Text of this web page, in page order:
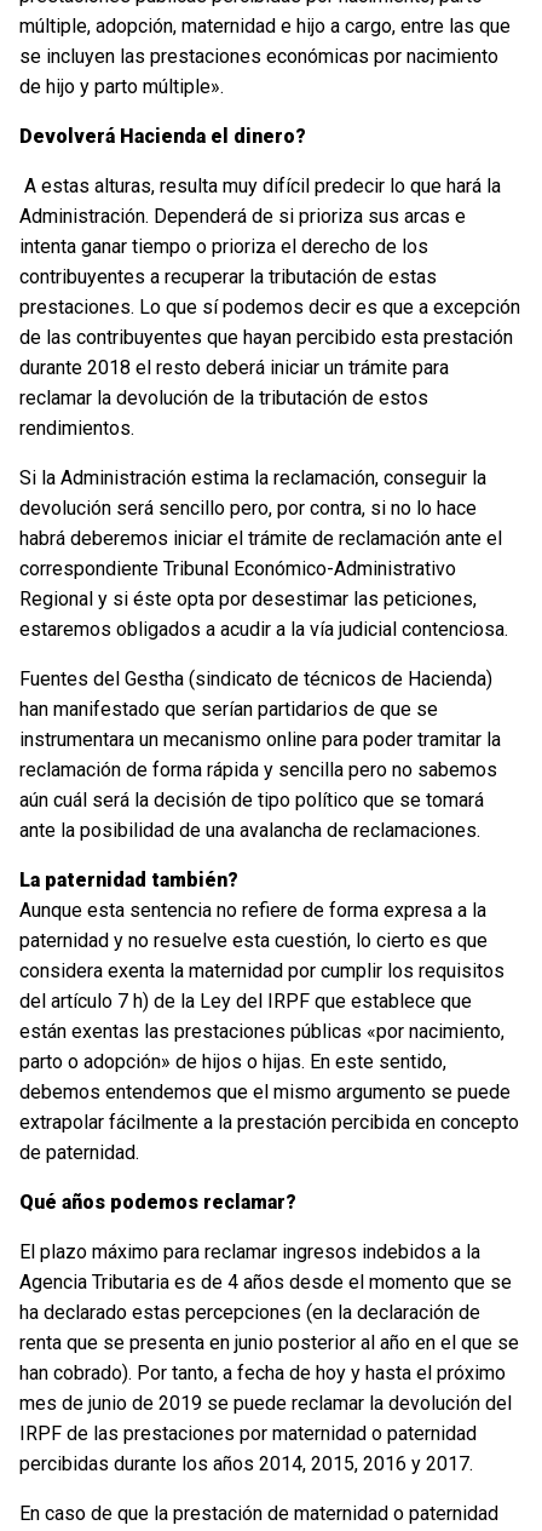
múltiple, adopción, maternidad e hijo a cargo, entre las que
se incluyen las prestaciones económicas por nacimiento
de hijo y parto múltiple».
Devolverá Hacienda el dinero?
A estas alturas, resulta muy difícil predecir lo que hará la
Administración. Dependerá de si prioriza sus arcas e
intenta ganar tiempo o prioriza el derecho de los
contribuyentes a recuperar la tributación de estas
prestaciones. Lo que sí podemos decir es que a excepción
de las contribuyentes que hayan percibido esta prestación
durante 2018 el resto deberá iniciar un trámite para
reclamar la devolución de la tributación de estos
rendimientos.
Si la Administración estima la reclamación, conseguir la
devolución será sencillo pero, por contra, si no lo hace
habrá deberemos iniciar el trámite de reclamación ante el
correspondiente Tribunal Económico-Administrativo
Regional y si éste opta por desestimar las peticiones,
estaremos obligados a acudir a la vía judicial contenciosa.
Fuentes del Gestha (sindicato de técnicos de Hacienda)
han manifestado que serían partidarios de que se
instrumentara un mecanismo online para poder tramitar la
reclamación de forma rápida y sencilla pero no sabemos
aún cuál será la decisión de tipo político que se tomará
ante la posibilidad de una avalancha de reclamaciones.
La paternidad también?
Aunque esta sentencia no refiere de forma expresa a la
paternidad y no resuelve esta cuestión, lo cierto es que
considera exenta la maternidad por cumplir los requisitos
del artículo 7 h) de la Ley del IRPF que establece que
están exentas las prestaciones públicas «por nacimiento,
parto o adopción» de hijos o hijas. En este sentido,
debemos entendemos que el mismo argumento se puede
extrapolar fácilmente a la prestación percibida en concepto
de paternidad.
Qué años podemos reclamar?
El plazo máximo para reclamar ingresos indebidos a la
Agencia Tributaria es de 4 años desde el momento que se
ha declarado estas percepciones (en la declaración de
renta que se presenta en junio posterior al año en el que se
han cobrado). Por tanto, a fecha de hoy y hasta el próximo
mes de junio de 2019 se puede reclamar la devolución del
IRPF de las prestaciones por maternidad o paternidad
percibidas durante los años 2014, 2015, 2016 y 2017.
En caso de que la prestación de maternidad o paternidad